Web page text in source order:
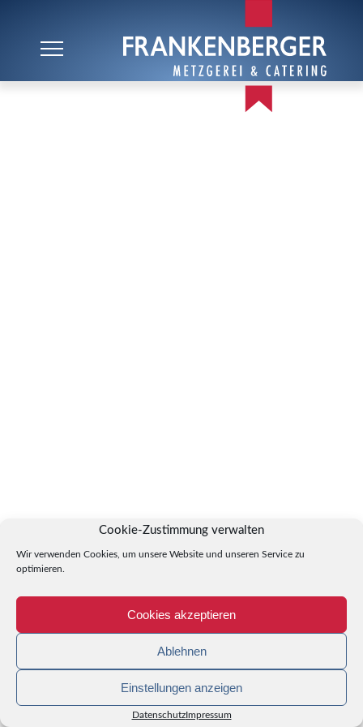
Cookie-Zustimmung verwalten
Wir verwenden Cookies, um unsere Website und unseren Service zu
optimieren.
Cookies akzeptieren
Ablehnen
Einstellungen anzeigen
DatenschutzImpressum